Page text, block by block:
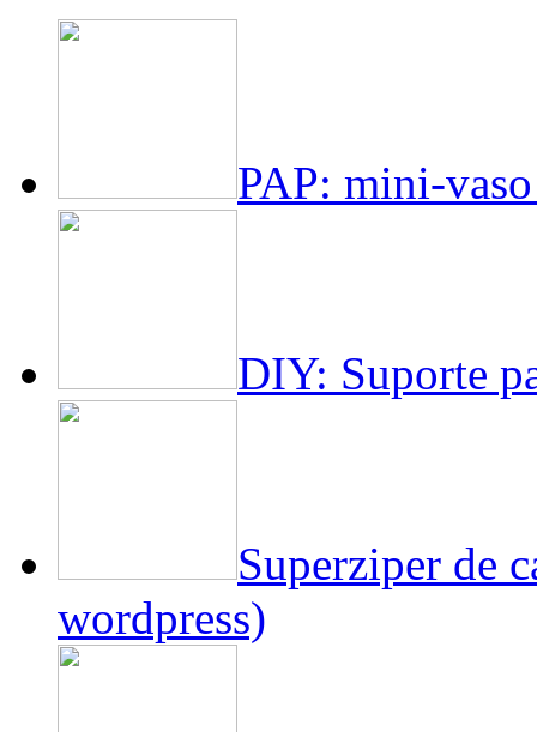
PAP: mini-
DIY: Suporte
Superziper de
wordpress)